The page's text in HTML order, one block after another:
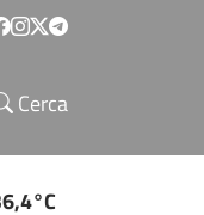
menu
Cerca